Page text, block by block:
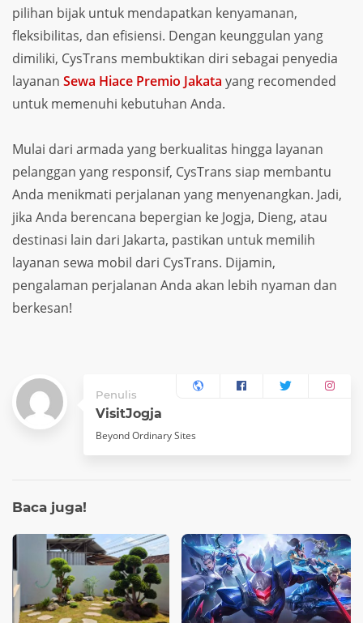
pilihan bijak untuk mendapatkan kenyamanan,
fleksibilitas, dan efisiensi. Dengan keunggulan yang
dimiliki, CysTrans membuktikan diri sebagai penyedia
layanan Sewa Hiace Premio Jakata yang recomended
untuk memenuhi kebutuhan Anda.
Mulai dari armada yang berkualitas hingga layanan
pelanggan yang responsif, CysTrans siap membantu
Anda menikmati perjalanan yang menyenangkan. Jadi,
jika Anda berencana bepergian ke Jogja, Dieng, atau
destinasi lain dari Jakarta, pastikan untuk memilih
layanan sewa mobil dari CysTrans. Dijamin,
pengalaman perjalanan Anda akan lebih nyaman dan
berkesan!
Penulis
VisitJogja
Beyond Ordinary Sites
Baca juga!